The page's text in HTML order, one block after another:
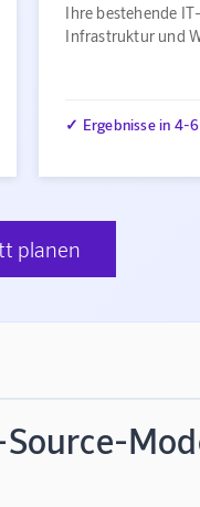
Ihre bestehende IT-
Infrastruktur und
✓ Ergebnisse in 4-6
planen